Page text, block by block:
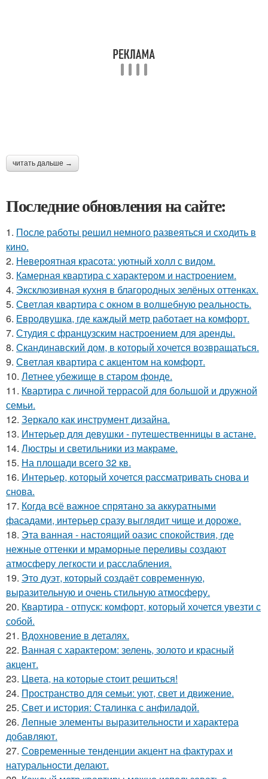
читать дальше →
Последние обновления на сайте:
1. После работы решил немного развеяться и сходить в
кино.
2. Невероятная красота: уютный холл с видом.
3. Камерная квартира с характером и настроением.
4. Эксклюзивная кухня в благородных зелёных оттенках.
5. Светлая квартира с окном в волшебную реальность.
6. Евродвушка, где каждый метр работает на комфорт.
7. Студия с французским настроением для аренды.
8. Скандинавский дом, в который хочется возвращаться.
9. Светлая квартира с акцентом на комфорт.
10. Летнее убежище в старом фонде.
11. Квартира с личной террасой для большой и дружной
семьи.
12. Зеркало как инструмент дизайна.
13. Интерьер для девушки - путешественницы в астане.
14. Люстры и светильники из макраме.
15. На площади всего 32 кв.
16. Интерьер, который хочется рассматривать снова и
снова.
17. Когда всё важное спрятано за аккуратными
фасадами, интерьер сразу выглядит чище и дороже.
18. Эта ванная - настоящий оазис спокойствия, где
нежные оттенки и мраморные переливы создают
атмосферу легкости и расслабления.
19. Это дуэт, который создаёт современную,
выразительную и очень стильную атмосферу.
20. Квартира - отпуск: комфорт, который хочется увезти с
собой.
21. Вдохновение в деталях.
22. Ванная с характером: зелень, золото и красный
акцент.
23. Цвета, на которые стоит решиться!
24. Пространство для семьи: уют, свет и движение.
25. Свет и история: Сталинка с анфиладой.
26. Лепные элементы выразительности и характера
добавляют.
27. Современные тенденции акцент на фактурах и
натуральности делают.